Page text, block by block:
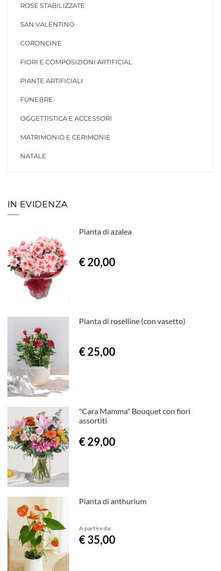
ROSE STABILIZZATE
SAN VALENTINO
CORONCINE
FIORI E COMPOSIZIONI ARTIFICIAL
PIANTE ARTIFICIALI
FUNEBRE
OGGETTISTICA E ACCESSORI
MATRIMONIO E CERIMONIE
NATALE
IN EVIDENZA
Pianta di azalea
€ 20,00
Pianta di roselline (con vasetto)
€ 25,00
"Cara Mamma" Bouquet con fiori
assortiti
€ 29,00
Pianta di anthurium
A partire da:
€ 35,00